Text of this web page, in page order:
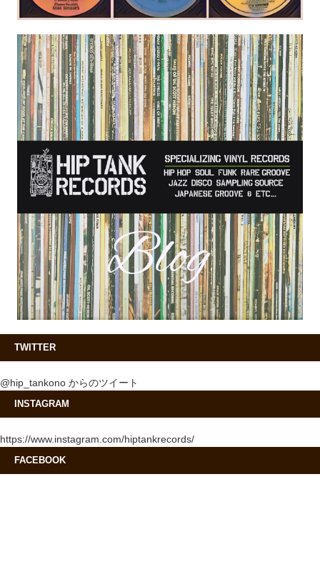
TWITTER
@hip_tankono からのツイート
INSTAGRAM
https://www.instagram.com/hiptankrecords/
FACEBOOK